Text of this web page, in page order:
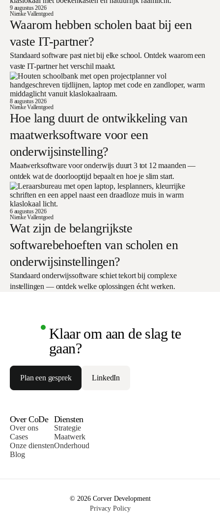
9 augustus 2026
Nienke Vallentgoed
Waarom hebben scholen baat bij een
vaste IT-partner?
Standaard software past niet bij elke school. Ontdek waarom een
vaste IT-partner het verschil maakt.
8 augustus 2026
Nienke Vallentgoed
Hoe lang duurt de ontwikkeling van
maatwerksoftware voor een
onderwijsinstelling?
Maatwerksoftware voor onderwijs duurt 3 tot 12 maanden —
ontdek wat de doorlooptijd bepaalt en hoe je slim start.
6 augustus 2026
Nienke Vallentgoed
Wat zijn de belangrijkste
softwarebehoeften van scholen en
onderwijsinstellingen?
Standaard onderwijssoftware schiet tekort bij complexe
instellingen — ontdek welke oplossingen écht werken.
Klaar om aan de slag te
gaan?
Plan een gesprek LinkedIn
Over CoDe
Over ons
Cases
Onze diensten
Blog
Diensten
Strategie
Maatwerk
Onderhoud
© 2026 Corver Development
Privacy Policy